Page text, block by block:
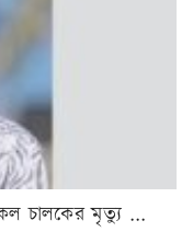
চালকের মৃত্যু ...